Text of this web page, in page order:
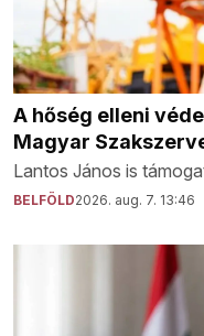
A hőség elleni
Magyar
Lantos János is
BELFÖLD2026. aug. 7. 13:46